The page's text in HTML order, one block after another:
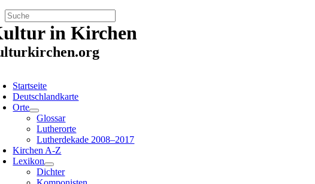
Zum
Inhalt
springen
in Kirchen
Startseite
Deutschlandkarte
Orte
Glossar
Lutherorte
Lutherdekade 2008–2017
Kirchen A-Z
Lexikon
Dichter